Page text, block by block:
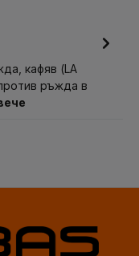
кафяв (LA
ръжда в